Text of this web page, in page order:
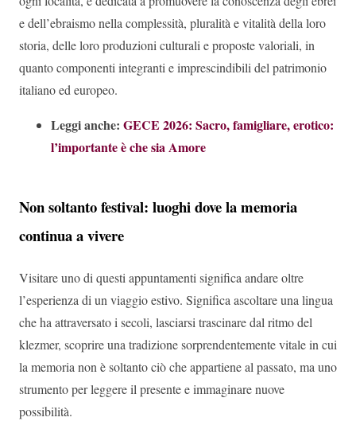
e dell’ebraismo nella complessità, pluralità e vitalità della loro
storia, delle loro produzioni culturali e proposte valoriali, in
quanto componenti integranti e imprescindibili del patrimonio
italiano ed europeo.
Leggi anche: GECE 2026: Sacro, famigliare, erotico:
l’importante è che sia Amore
Non soltanto festival: luoghi dove la memoria
continua a vivere
Visitare uno di questi appuntamenti significa andare oltre
l’esperienza di un viaggio estivo. Significa ascoltare una lingua
che ha attraversato i secoli, lasciarsi trascinare dal ritmo del
klezmer, scoprire una tradizione sorprendentemente vitale in cui
la memoria non è soltanto ciò che appartiene al passato, ma uno
strumento per leggere il presente e immaginare nuove
possibilità.